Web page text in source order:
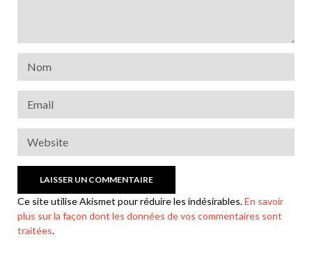
Ce site utilise Akismet pour réduire les indésirables.En savoir
plus sur la façon dont les données de vos commentaires sont
traitées.